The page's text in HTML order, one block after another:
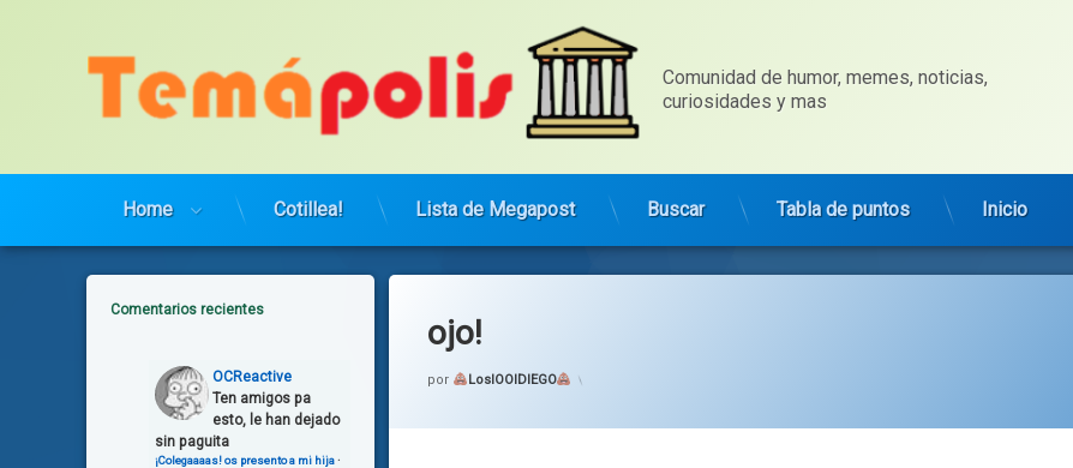
Comunidad de humor, memes, noticias,
curiosidades y mas
Home Cotillea! Lista de Megapost Buscar Tabla de puntos Inicio
ojo!
por LosIOOIDIEGO
Comentarios recientes
OCReactive
Ten amigos pa
esto, le han dejado
sin paguita
¡Colegaaaas! os presento a mi hija·